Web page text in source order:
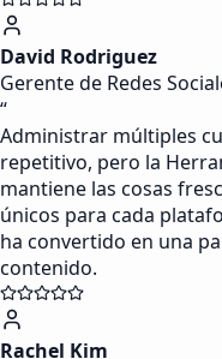
David Rodriguez
Gerente de Redes
“
Administrar múltiples
repetitivo, pero la
mantiene las cosas
únicos para cada
ha convertido en una
contenido.
Rachel Kim